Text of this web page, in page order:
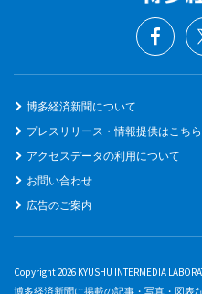
博多経済新聞について
プレスリリース・情報提供はこち
アクセスデータの利用について
お問い合わせ
広告のご案内
Copyright 2026 KYUSHU INTERMEDIA
博多経済新聞に掲載の記事・写真・図表